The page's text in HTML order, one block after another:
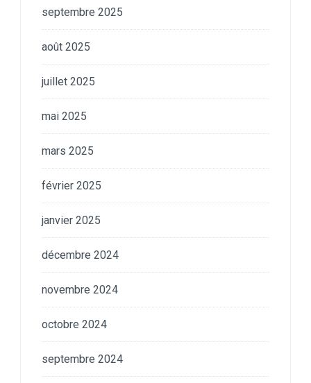
septembre 2025
août 2025
juillet 2025
mai 2025
mars 2025
février 2025
janvier 2025
décembre 2024
novembre 2024
octobre 2024
septembre 2024